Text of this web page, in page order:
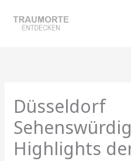
Inhalt
Düsseldorf
Highlights